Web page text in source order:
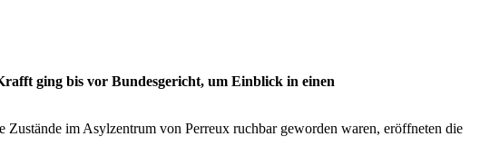
ging bis vor Bundesgericht, um Einblick in einen
im Asylzentrum von Perreux ruchbar geworden waren, eröffneten die